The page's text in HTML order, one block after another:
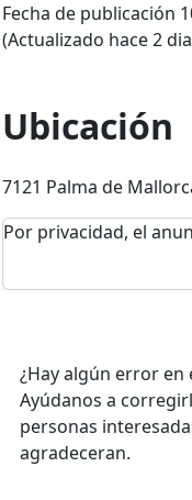
Fecha de publicación
(Actualizado hace 2
Ubicación
7121 Palma de
Por privacidad, el
¿Hay algún error en
Ayúdanos a
personas
agradeceran.